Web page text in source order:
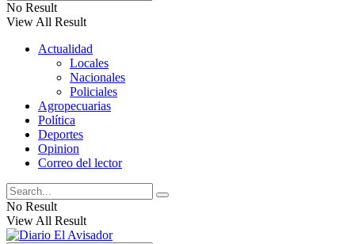
No Result
View All Result
Actualidad
Locales
Nacionales
Policiales
Agropecuarias
Política
Deportes
Opinion
Correo del lector
No Result
View All Result